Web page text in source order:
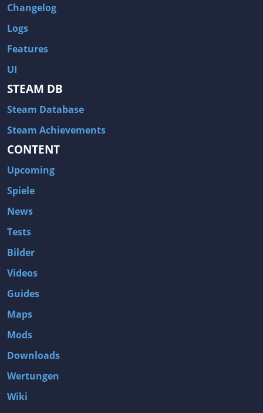
Changelog
Logs
Features
UI
STEAM DB
Steam Database
Steam Achievements
CONTENT
Upcoming
Spiele
News
Tests
Bilder
Videos
Guides
Maps
Mods
Downloads
Wertungen
Wiki